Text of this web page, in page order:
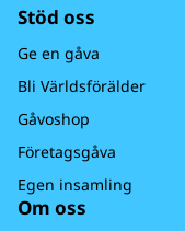
Stöd oss
Ge en gåva
Bli Världsförälder
Gåvoshop
Företagsgåva
Egen insamling
Om oss